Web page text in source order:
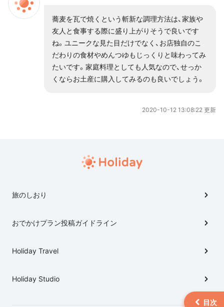
蕎麦を瓦で焼くという斬新な調理方法は、家族や
友人と食事する際に盛り上がりそうで良いです
ね。ユニークな見た目だけでなく、お店独自のこ
だわりの食材やめんつゆもじっくりと味わってみ
たいです。家庭料理としても人気なので、せっか
くならお土産に購入してみるのも良いでしょう。
2020-10-12 13:08:22 更新
旅のしおり
おでかけプラン投稿ガイドライン
Holiday Travel
Holiday Studio